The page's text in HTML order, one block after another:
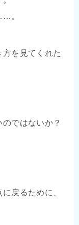
。
を見てくれた
ではないか？
戻るために、